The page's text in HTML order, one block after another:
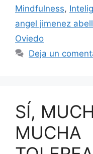
Mindfulness,
angel jimenez
Oviedo
Deja un
SÍ,
MUCHA